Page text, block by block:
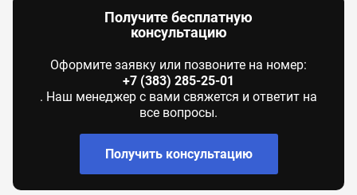
Замена контактной группы АКБ 60 мин
Замена кулера от 650 руб
Замена лампы подсветки матрицы 60 мин от 2300 руб
Замена материнской платы 60 мин от 1000 руб
Получите бесплатную
консультацию
Оформите заявку или позвоните на номер:
+7 (383) 285-25-01
. Наш менеджер с вами свяжется и ответит на
все вопросы.
Получить консультацию